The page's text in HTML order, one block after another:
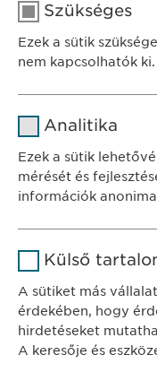
tel.:
e-mail:
Adatkezelési
Szükséges
Ezek a sütik
nem kapcsolhatók ki.
Időtartam
A
Analitika
Ezek a sütik
mérését és
információk
Időtartam
Külső
A sütiket más
érdekében, hogy
hirdetéseket
A keresője és